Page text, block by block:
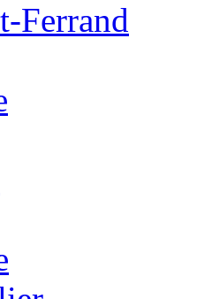
Ferrand